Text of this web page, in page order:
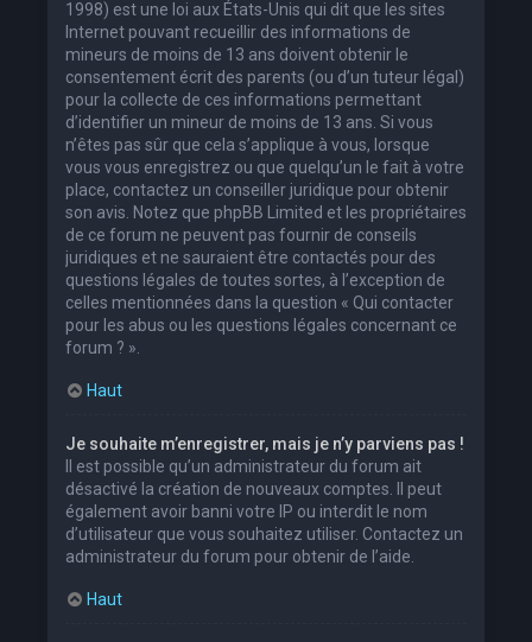
1998) est une loi aux États-Unis qui dit que les sites
Internet pouvant recueillir des informations de
mineurs de moins de 13 ans doivent obtenir le
consentement écrit des parents (ou d’un tuteur légal)
pour la collecte de ces informations permettant
d’identifier un mineur de moins de 13 ans. Si vous
n’êtes pas sûr que cela s’applique à vous, lorsque
vous vous enregistrez ou que quelqu’un le fait à votre
place, contactez un conseiller juridique pour obtenir
son avis. Notez que phpBB Limited et les propriétaires
de ce forum ne peuvent pas fournir de conseils
juridiques et ne sauraient être contactés pour des
questions légales de toutes sortes, à l’exception de
celles mentionnées dans la question « Qui contacter
pour les abus ou les questions légales concernant ce
forum ? ».
Haut
Je souhaite m’enregistrer, mais je n’y parviens pas !
Il est possible qu’un administrateur du forum ait
désactivé la création de nouveaux comptes. Il peut
également avoir banni votre IP ou interdit le nom
d’utilisateur que vous souhaitez utiliser. Contactez un
administrateur du forum pour obtenir de l’aide.
Haut